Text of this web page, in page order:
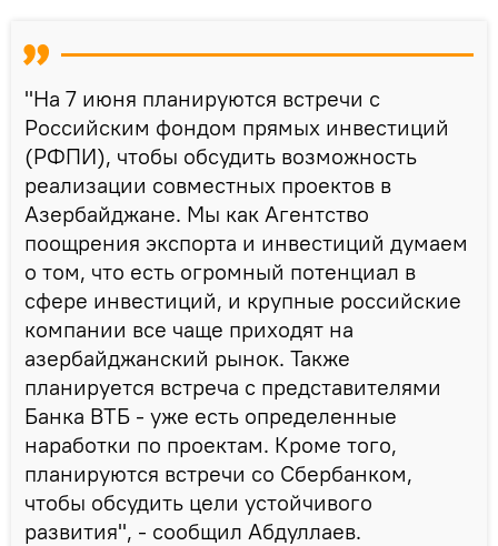
"На 7 июня планируются встречи с
Российским фондом прямых инвестиций
(РФПИ), чтобы обсудить возможность
реализации совместных проектов в
Азербайджане. Мы как Агентство
поощрения экспорта и инвестиций думаем
о том, что есть огромный потенциал в
сфере инвестиций, и крупные российские
компании все чаще приходят на
азербайджанский рынок. Также
планируется встреча с представителями
Банка ВТБ - уже есть определенные
наработки по проектам. Кроме того,
планируются встречи со Сбербанком,
чтобы обсудить цели устойчивого
развития", - сообщил Абдуллаев.